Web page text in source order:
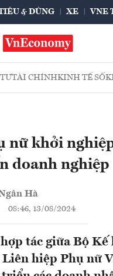
& DÙNG XE VNE
TÀI CHÍNHKINH TẾ SỐ
nữ khởi
doanh nghiệp
Hà
08:46, 13/08/2024
tác giữa Bộ Kế
hiệp Phụ nữ